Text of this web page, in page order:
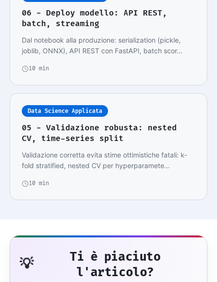
06 - Deploy modello: API REST,
batch, streaming
Dal notebook alla produzione: serialization (pickle,
joblib, ONNX), API REST con FastAPI, batch scor…
10 min
Data Science Applicata
05 - Validazione robusta: nested
CV, time-series split
Validazione corretta evita stime ottimistiche fatali: k-
fold stratified, nested CV per hyperparamete…
10 min
💡
Ti è piaciuto
l'articolo?